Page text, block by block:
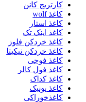
کارتریج کانن
کاغذ wolf
کاغذ استار
کاغذ اینک تک
کاغذ خردکن فلوز
کاغذ خردکن نیکیتا
کاغذ فوجی
کاغذ فول کالر
کاغذ کداک
کاغذ یونیک
کاغذخوراکی